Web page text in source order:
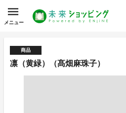
メニュー
商品
凛（黄緑）（髙畑麻珠子）